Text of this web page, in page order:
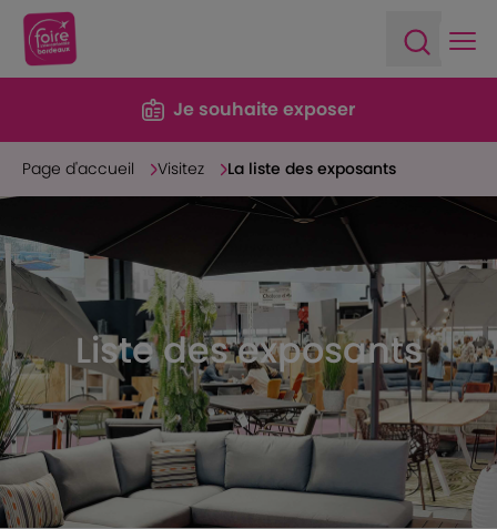
Je souhaite exposer
Page d'accueil Visitez La liste des exposants
Liste des exposants